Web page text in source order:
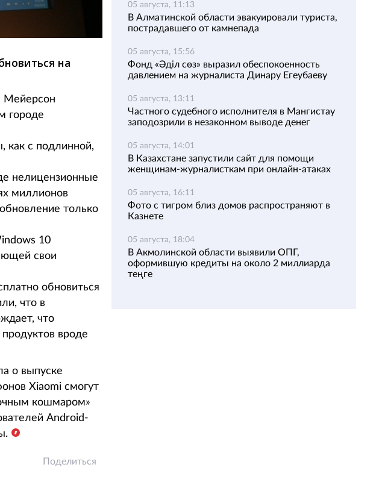
на
Мейерсон
городе
как с подлинной,
нелицензионные
миллионов
только
10
свои
обновиться
что в
что
вроде
о выпуске
Xiaomi смогут
кошмаром»
Android-
Поделиться
05 августа, 11:13
В Алматинской области эвакуировали туриста,
пострадавшего от камнепада
05 августа, 15:56
Фонд «Әділ сөз» выразил обеспокоенность
давлением на журналиста Динару Егеубаеву
05 августа, 13:11
Частного судебного исполнителя в Мангистау
заподозрили в незаконном выводе денег
05 августа, 14:01
В Казахстане запустили сайт для помощи
женщинам-журналисткам при онлайн-атаках
05 августа, 16:11
Фото с тигром близ домов распространяют в
Казнете
05 августа, 18:04
В Акмолинской области выявили ОПГ,
оформившую кредиты на около 2 миллиарда
теңге